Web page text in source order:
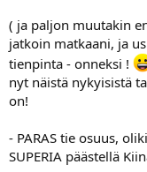
( ja paljon muutakin
jatkoin matkaani, ja
tienpinta - onneksi !
nyt näistä nykyisistä
on!
- PARAS tie osuus,
SUPERIA päästellä